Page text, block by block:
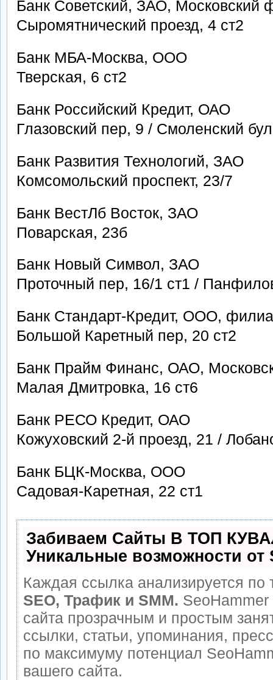
Банк Советский, ЗАО, Московский
Сыромятнический проезд, 4 ст2
Банк МБА-Москва, ООО
Тверская, 6 ст2
Банк Российский Кредит, ОАО
Глазовский пер, 9 / Смоленский
Банк Развития Технологий, ЗАО
Комсомольский проспект, 23/7
Банк ВестЛб Восток, ЗАО
Поварская, 23б
Банк Новый Символ, ЗАО
Проточный пер, 16/1 ст1 /
Банк Стандарт-Кредит, ООО,
Большой Каретный пер, 20 ст2
Банк Прайм Финанс, ОАО,
Малая Дмитровка, 16 ст6
Банк РЕСО Кредит, ОАО
Кожуховский 2-й проезд, 21 /
Банк БЦК-Москва, ООО
Садовая-Каретная, 22 ст1
Забиваем Сайты В ТОП
Уникальные возможности от
Каждая ссылка анализируется по
SEO, Трафик и SMM.
сайта прозрачным и простым
ссылки, статьи, упоминания,
по максимуму потенциал
вашего сайта.